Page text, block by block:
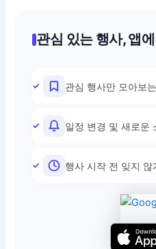
관심 있는 행사, 앱
관심 행사만 모아보
일정 변경 및 새로운
행사 시작 전 잊지 않